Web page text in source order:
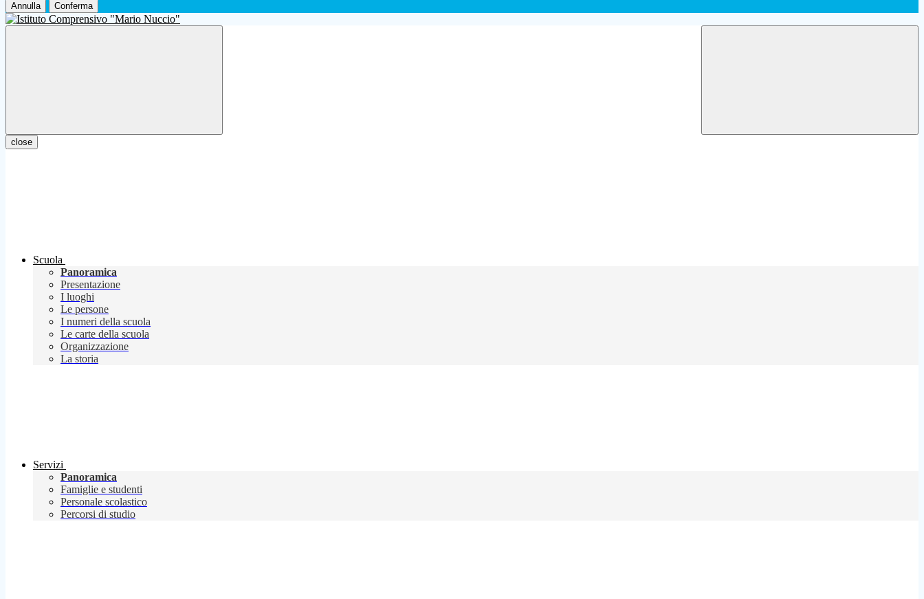
Annulla Conferma
close
Scuola
Panoramica
Presentazione
I luoghi
Le persone
I numeri della scuola
Le carte della scuola
Organizzazione
La storia
Servizi
Panoramica
Famiglie e studenti
Personale scolastico
Percorsi di studio